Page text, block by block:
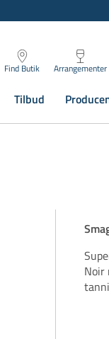
Find Butik Arrangementer
Tilbud
Noir